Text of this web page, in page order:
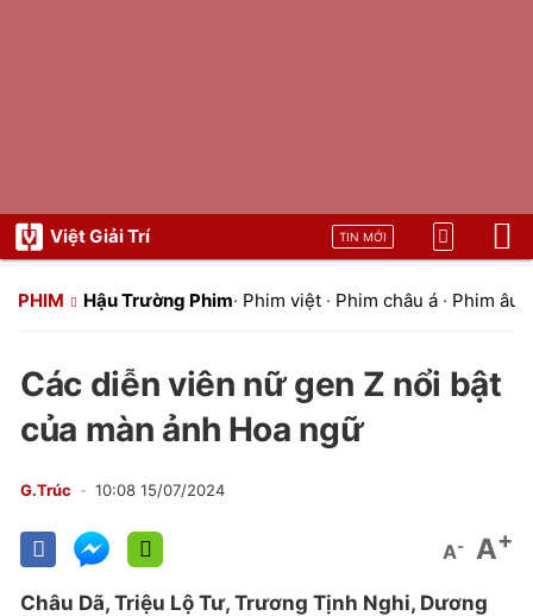
Việt Giải Trí TIN MỚI
PHIM Hậu Trường Phim· Phim việt · Phim châu á · Phim âu
Các diễn viên nữ gen Z nổi bật
của màn ảnh Hoa ngữ
G.Trúc 10:08 15/07/2024
A- A+
Châu Dã, Triệu Lộ Tư, Trương Tịnh Nghi, Dương